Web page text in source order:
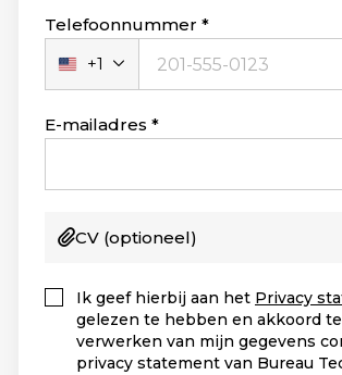
Telefoonnummer
Verenigde
Staten
+1
+1
E-mailadres
CV (optioneel)
Ik geef hierbij aan het Privacy
gelezen te hebben en akkoord
verwerken van mijn gegevens
privacy statement van Bureau